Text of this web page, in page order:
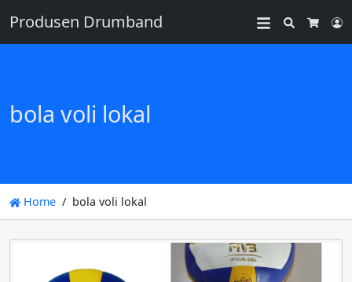
Produsen Drumband
Search
bola voli lokal
Home bola voli lokal